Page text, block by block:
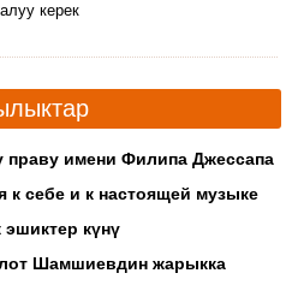
керек
праву имени Филипа Джессапа
к себе и к настоящей музыке
күнү
Шамшиевдин жарыкка